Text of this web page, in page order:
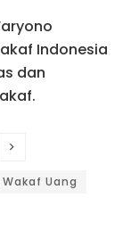
Indonesia
dan
Uang